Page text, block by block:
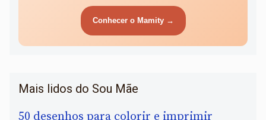
Conhecer o Mamity →
Mais lidos do Sou Mãe
50 desenhos para colorir e imprimir